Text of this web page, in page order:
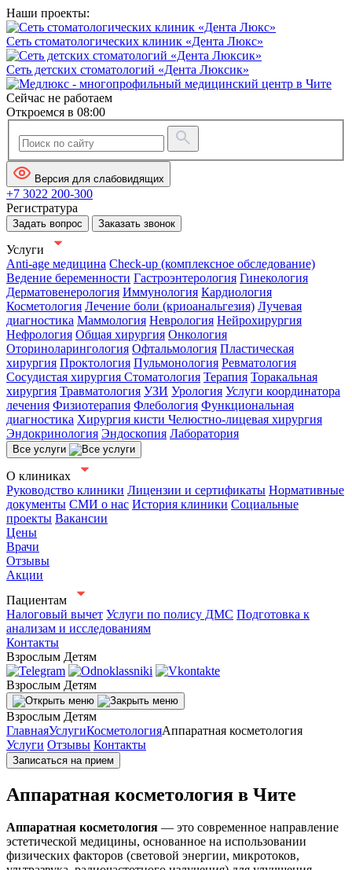
Наши проекты:
Сеть стоматологических клиник «Дента Люкс»
Сеть детских стоматологий «Дента Люксик»
Сейчас не работаем
Откроемся в 08:00
Версия для слабовидящих
+7 3022 200-300
Регистратура
Задать вопрос Заказать звонок
Услуги
Anti-age медицина Check-up (комплексное обследование)
Ведение беременности Гастроэнтерология Гинекология
Дерматовенерология Иммунология Кардиология
Косметология Лечение боли (криоанальгезия) Лучевая
диагностика Маммология Неврология Нейрохирургия
Нефрология Общая хирургия Онкология
Оториноларингология Офтальмология Пластическая
хирургия Проктология Пульмонология Ревматология
Сосудистая хирургия Стоматология Терапия Торакальная
хирургия Травматология УЗИ Урология Услуги координатора
лечения Физиотерапия Флебология Функциональная
диагностика Хирургия кисти Челюстно-лицевая хирургия
Эндокринология Эндоскопия Лаборатория
Все услуги
О клиниках
Руководство клиники Лицензии и сертификаты Нормативные
документы СМИ о нас История клиники Социальные
проекты Вакансии
Цены
Врачи
Отзывы
Акции
Пациентам
Налоговый вычет Услуги по полису ДМС Подготовка к
анализам и исследованиям
Контакты
Взрослым Детям
Взрослым Детям
Взрослым Детям
ГлавнаяУслугиКосметологияАппаратная косметология
Услуги Отзывы Контакты
Записаться на прием
Аппаратная косметология в Чите
Аппаратная косметология — это современное направление
эстетической медицины, основанное на использовании
физических факторов (световой энергии, микротоков,